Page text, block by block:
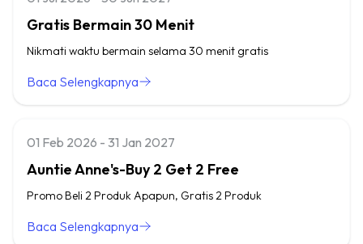
Gratis Bermain 30 Menit
Nikmati waktu bermain selama 30 menit gratis
Baca Selengkapnya
01 Feb 2026 - 31 Jan 2027
Auntie Anne's-Buy 2 Get 2 Free
Promo Beli 2 Produk Apapun, Gratis 2 Produk
Baca Selengkapnya